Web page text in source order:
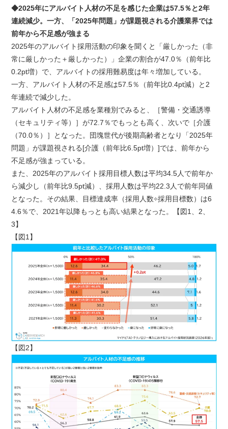
◆2025年にアルバイト人材の不足を感じた企業は57.5％と2年
連続減少。一方、「2025年問題」が課題視される介護業界では
前年から不足感が強まる
2025年のアルバイト採用活動の印象を聞くと「厳しかった（非
常に厳しかった＋厳しかった）」企業の割合が47.0％（前年比
0.2pt増）で、アルバイトの採用難易度は年々増加している。
一方、アルバイト人材の不足感は57.5％（前年比0.4pt減）と2
年連続で減少した。
アルバイト人材の不足感を業種別でみると、［警備・交通誘導
（セキュリティ等）］が72.7％でもっとも高く、次いで［介護
（70.0％）］となった。団塊世代が後期高齢者となり「2025年
問題」が課題視される[介護（前年比6.5pt増）]では、前年から
不足感が強まっている。
また、2025年のアルバイト採用目標人数は平均34.5人で前年か
ら減少し（前年比9.5pt減）、採用人数は平均22.3人で前年同値
となった。その結果、目標達成率（採用人数÷採用目標数）は6
4.6％で、2021年以降もっとも高い結果となった。【図1、2、
3】
【図1】
【図2】